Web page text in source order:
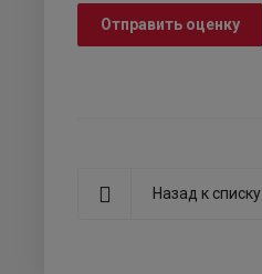
Отправить оценку
Назад к списку